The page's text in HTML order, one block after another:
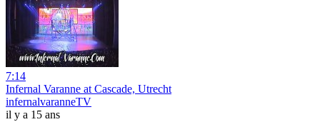
7:14
Infernal Varanne at Cascade, Utrecht
infernalvaranneTV
il y a 15 ans